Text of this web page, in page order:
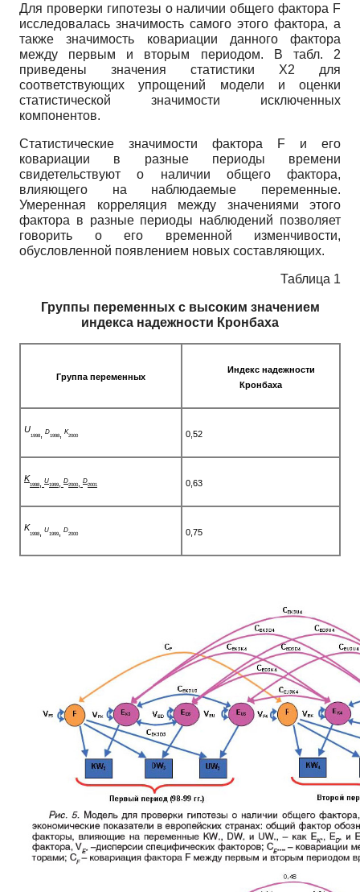
Для проверки гипотезы о наличии общего фактора F
исследовалась значимость самого этого фактора, а
также значимость ковариации данного фактора
между первым и вторым периодом. В табл. 2
приведены значения статистики X2 для
соответствующих упрощений модели и оценки
статистической значимости исключенных
компонентов.
Статистические значимости фактора F и его
ковариации в разные периоды времени
свидетельствуют о наличии общего фактора,
влияющего на наблюдаемые переменные.
Умеренная корреляция между значениями этого
фактора в разные периоды наблюдений позволяет
говорить о его временной изменчивости,
обусловленной появлением новых составляющих.
Таблица 1
Группы переменных с высоким значением
индекса надежности Кронбаха
Группа переменных
Индекс надежности
Кронбаха
U
1998 D1998 K2000 0,52
K
1998 U1999 D2000 D2001 0,63
K
1998 U1999 D2000 0,75